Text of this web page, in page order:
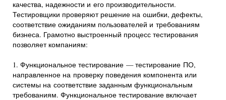
качества, надежности и его производительности.
Тестировщики проверяют решение на ошибки, дефекты,
соответствие ожиданиям пользователей и требованиям
бизнеса. Грамотно выстроенный процесс тестирования
позволяет компаниям:
1. Функциональное тестирование — тестирование ПО,
направленное на проверку поведения компонента или
системы на соответствие заданным функциональным
требованиям. Функциональное тестирование включает